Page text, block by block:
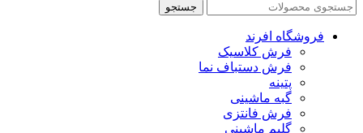
جستجو
فروشگاه افرند
فرش کلاسیک
فرش دستباف نما
پتینه
گبه ماشینی
فرش فانتزی
گلیم ماشینی